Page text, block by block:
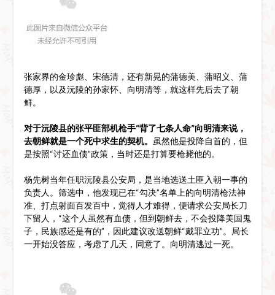
张家界的金珍彪、宋德清，还有新晃的蒲德美、蒲昭义、蒲
德厚，以及沅陵的孙家怀、向明清等，就这样先后去了朝
鲜。
对于沅陵县的张平匪部机枪手“背了七条人命”向明清来说，
去朝鲜就是一个死中求生的契机。 虽然他是投降自首的，但
是按照“讨还血债”政策，当时还是打算要枪毙他的。
杨先树当年任职沅陵县公安局，是当地选送土匪入朝一事的
负责人。筛选中，他发现已在“勾决”名单上的向明清枪法神
准、打点射面百发百中，觉得人才难得，便请求公安局长刀
下留人，“这个人虽然有血债，但到朝鲜去，不会投降美国鬼
子，民族感还是有的”，因此建议改送朝鲜“戴罪立功”。局长
一开始没答应，考虑了几天，同意了。向明清逃过一死。